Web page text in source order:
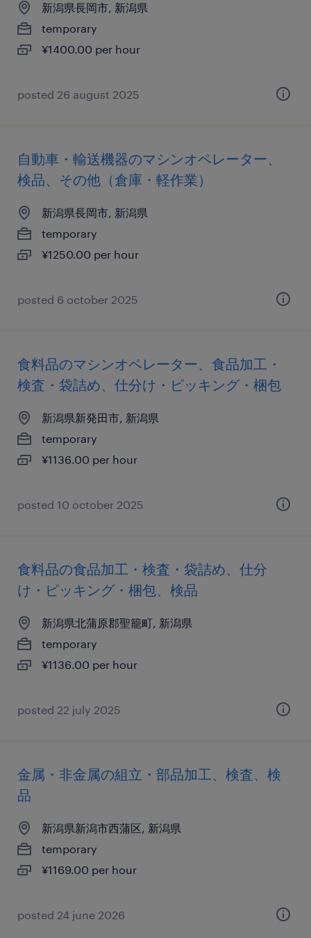
新潟県長岡市, 新潟県
temporary
¥1400.00 per hour
posted 26 august 2025
自動車・輸送機器のマシンオペレーター、
検品、その他（倉庫・軽作業）
新潟県長岡市, 新潟県
temporary
¥1250.00 per hour
posted 6 october 2025
食料品のマシンオペレーター、食品加工・
検査・袋詰め、仕分け・ピッキング・梱包
新潟県新発田市, 新潟県
temporary
¥1136.00 per hour
posted 10 october 2025
食料品の食品加工・検査・袋詰め、仕分
け・ピッキング・梱包、検品
新潟県北蒲原郡聖籠町, 新潟県
temporary
¥1136.00 per hour
posted 22 july 2025
金属・非金属の組立・部品加工、検査、検
品
新潟県新潟市西蒲区, 新潟県
temporary
¥1169.00 per hour
posted 24 june 2026